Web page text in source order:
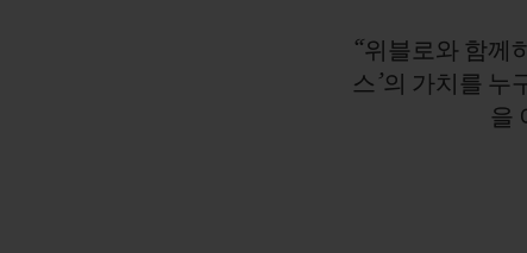
“위블로와 함께
스’의 가치를 누
을